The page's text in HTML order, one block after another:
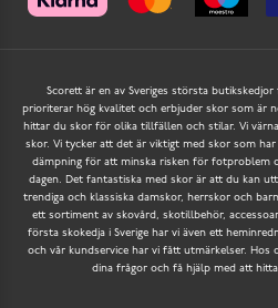
Scorett är en av Sveriges största
prioriterar hög kvalitet och erbjuder skor som är
hittar du skor för olika tillfällen och stilar. Vi
skor. Vi tycker att det är viktigt med skor som
dämpning för att minska risken för fotproblem
dagen. Det fantastiska med skor är att du kan
trendiga och klassiska damskor, herrskor och
ett sortiment av skovård, skotillbehör,
första skokedja i Sverige har vi även ett
och vår kundservice har vi fått utmärkelser. Hos
dina frågor och få hjälp med att